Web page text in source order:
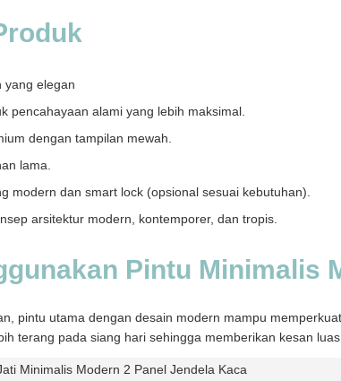
yang elegan
pencahayaan alami yang lebih maksimal.
dengan tampilan mewah.
lama.
modern dan smart lock (opsional sesuai kebutuhan).
arsitektur modern, kontemporer, dan tropis.
Pintu Minimalis
pintu utama dengan desain modern mampu
terang pada siang hari sehingga memberikan kesan